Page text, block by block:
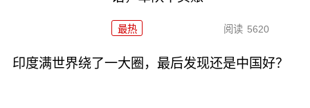
最热 阅读 5620
印度满世界绕了一大圈，最后发现还是中国好？